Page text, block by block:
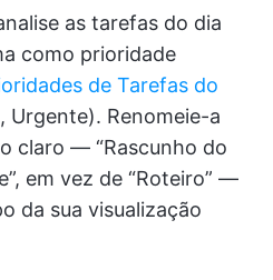
as tarefas do dia
como prioridade
de Tarefas do
Urgente). Renomeie-a
claro — “Rascunho do
em vez de “Roteiro” —
da sua visualização